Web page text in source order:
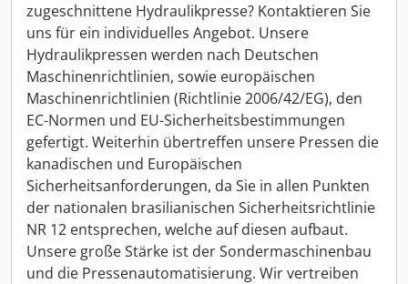
zugeschnittene Hydraulikpresse? Kontaktieren Sie
uns für ein individuelles Angebot. Unsere
Hydraulikpressen werden nach Deutschen
Maschinenrichtlinien, sowie europäischen
Maschinenrichtlinien (Richtlinie 2006/42/EG), den
EC-Normen und EU-Sicherheitsbestimmungen
gefertigt. Weiterhin übertreffen unsere Pressen die
kanadischen und Europäischen
Sicherheitsanforderungen, da Sie in allen Punkten
der nationalen brasilianischen Sicherheitsrichtlinie
NR 12 entsprechen, welche auf diesen aufbaut.
Unsere große Stärke ist der Sondermaschinenbau
und die Pressenautomatisierung. Wir vertreiben